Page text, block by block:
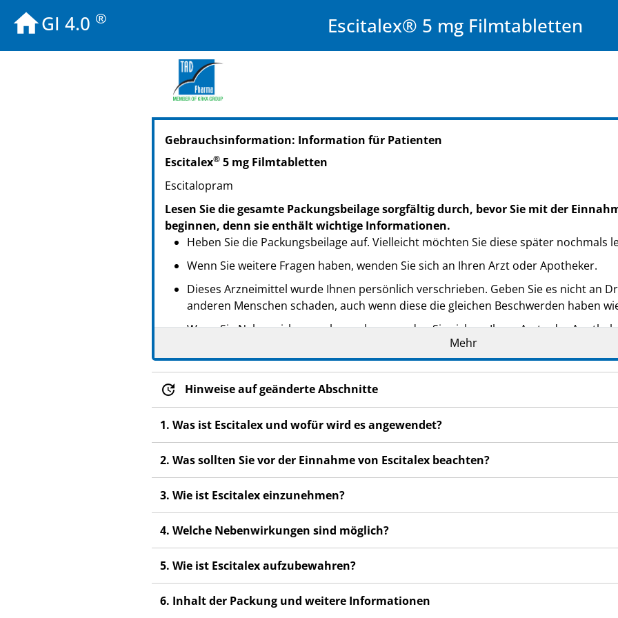
GI 4.0 ® Escitalex® 5 mg Filmtabletten
PZN: 10399776
PPN: 111039977686
PZN: 10399782
PZN: 15416663
PPN: 111541666382
PZN: 15582060
PPN: 111558206018
Gebrauchsinformation: Information für Patienten
Escitalex® 5 mg Filmtabletten
Escitalopram
Lesen Sie die gesamte Packungsbeilage sorgfältig durch, bevor Sie mit der
beginnen, denn sie enthält wichtige Informationen.
Heben Sie die Packungsbeilage auf. Vielleicht möchten Sie diese später nochmals
Wenn Sie weitere Fragen haben, wenden Sie sich an Ihren Arzt oder Apotheker.
Dieses Arzneimittel wurde Ihnen persönlich verschrieben. Geben Sie es nicht an
anderen Menschen schaden, auch wenn diese die gleichen Beschwerden haben
Wenn Sie Nebenwirkungen bemerken, wenden Sie sich an Ihren Arzt oder
Nebenwirkungen, die nicht in dieser Packungsbeilage angegeben sind. Siehe
Mehr
Hinweise auf geänderte Abschnitte
1. Was ist Escitalex und wofür wird es angewendet?
2. Was sollten Sie vor der Einnahme von Escitalex beachten?
3. Wie ist Escitalex einzunehmen?
4. Welche Nebenwirkungen sind möglich?
5. Wie ist Escitalex aufzubewahren?
6. Inhalt der Packung und weitere Informationen